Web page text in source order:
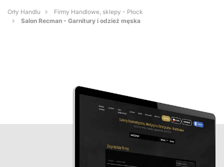
Orły Handlu
Firmy Handlowe, sklepy - Płock
Salon Recman - Garnitury i odzież męska